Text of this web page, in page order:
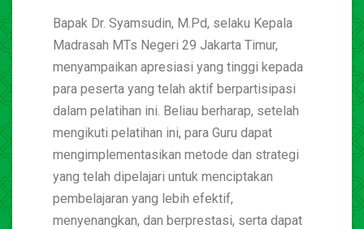
Bapak Dr. Syamsudin, M.Pd, selaku Kepala
Madrasah MTs Negeri 29 Jakarta Timur,
menyampaikan apresiasi yang tinggi kepada
para peserta yang telah aktif berpartisipasi
dalam pelatihan ini. Beliau berharap, setelah
mengikuti pelatihan ini, para Guru dapat
mengimplementasikan metode dan strategi
yang telah dipelajari untuk menciptakan
pembelajaran yang lebih efektif,
menyenangkan, dan berprestasi, serta dapat